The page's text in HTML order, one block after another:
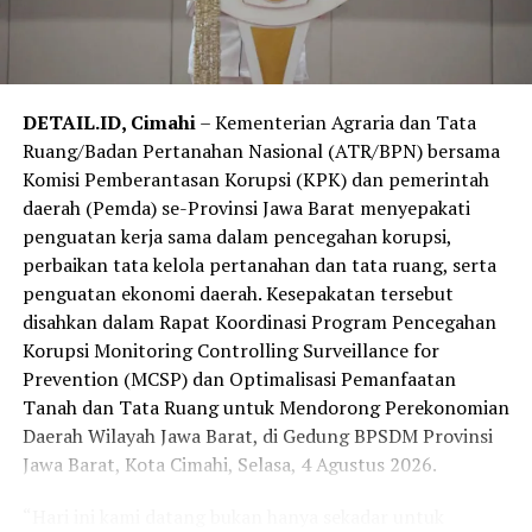
Muhammad Fawait menegaskan bahwa kepastian pasar
bagi hasil tani warga menjadi prioritas pemerintah
daerah dalam menjaga pilar ekonomi perdesaan.
“Kami berkomitmen terus memperkuat koordinasi
bersama Bulog untuk mendukung ketahanan pangan
dan meningkatkan kesejahteraan petani,” tutur Gus
Fawait.
DETAIL.ID, Cimahi– Kementerian Agraria dan Tata
Ruang/Badan Pertanahan Nasional (ATR/BPN) bersama
Komisi Pemberantasan Korupsi (KPK) dan pemerintah
daerah (Pemda) se-Provinsi Jawa Barat menyepakati
penguatan kerja sama dalam pencegahan korupsi,
perbaikan tata kelola pertanahan dan tata ruang, serta
penguatan ekonomi daerah. Kesepakatan tersebut
disahkan dalam Rapat Koordinasi Program Pencegahan
Korupsi Monitoring Controlling Surveillance for
Prevention (MCSP) dan Optimalisasi Pemanfaatan
Tanah dan Tata Ruang untuk Mendorong Perekonomian
Daerah Wilayah Jawa Barat, di Gedung BPSDM Provinsi
Jawa Barat, Kota Cimahi, Selasa, 4 Agustus 2026.